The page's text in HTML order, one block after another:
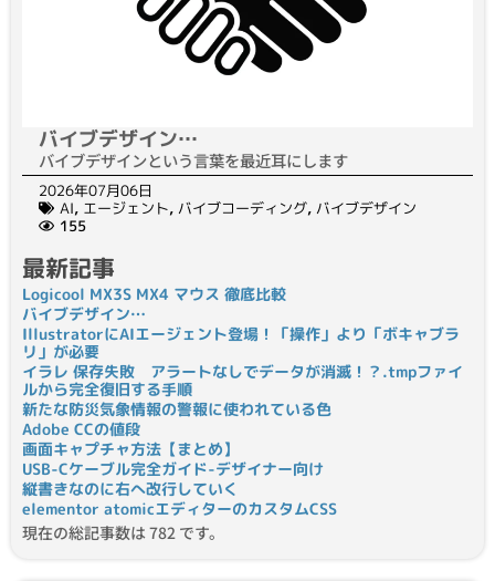
バイブデザイン…
バイブデザインという言葉を最近耳にします
2026年07月06日
AI, エージェント, バイブコーディング, バイブデザイン
155
最新記事
Logicool MX3S MX4 マウス 徹底比較
バイブデザイン…
IllustratorにAIエージェント登場！「操作」より「ボキャブラ
リ」が必要
イラレ 保存失敗 アラートなしでデータが消滅！？.tmpファイ
ルから完全復旧する手順
新たな防災気象情報の警報に使われている色
Adobe CCの値段
画面キャプチャ方法【まとめ】
USB-Cケーブル完全ガイド-デザイナー向け
縦書きなのに右へ改行していく
elementor atomicエディターのカスタムCSS
現在の総記事数は 782 です。